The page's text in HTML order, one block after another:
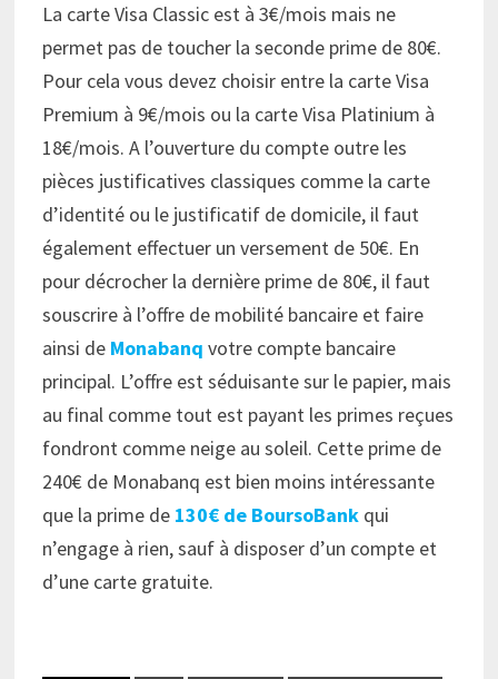
La carte Visa Classic est à 3€/mois mais ne
permet pas de toucher la seconde prime de 80€.
Pour cela vous devez choisir entre la carte Visa
Premium à 9€/mois ou la carte Visa Platinium à
18€/mois. A l’ouverture du compte outre les
pièces justificatives classiques comme la carte
d’identité ou le justificatif de domicile, il faut
également effectuer un versement de 50€. En
pour décrocher la dernière prime de 80€, il faut
souscrire à l’offre de mobilité bancaire et faire
ainsi de Monabanq votre compte bancaire
principal. L’offre est séduisante sur le papier, mais
au final comme tout est payant les primes reçues
fondront comme neige au soleil. Cette prime de
240€ de Monabanq est bien moins intéressante
que la prime de 130€ de BoursoBankqui
n’engage à rien, sauf à disposer d’un compte et
d’une carte gratuite.